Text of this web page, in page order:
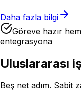
Daha fazla bilgi
Göreve hazır
entegrasyona
Uluslararası
Beş net adım. Sabit